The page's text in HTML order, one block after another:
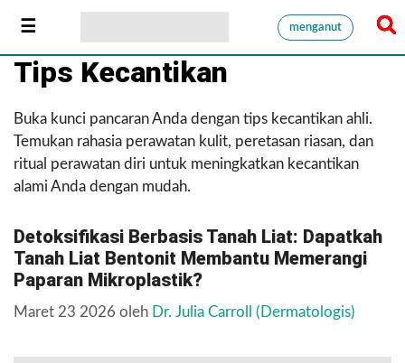
menganut
Tips Kecantikan
Buka kunci pancaran Anda dengan tips kecantikan ahli.
Temukan rahasia perawatan kulit, peretasan riasan, dan
ritual perawatan diri untuk meningkatkan kecantikan
alami Anda dengan mudah.
Detoksifikasi Berbasis Tanah Liat: Dapatkah
Tanah Liat Bentonit Membantu Memerangi
Paparan Mikroplastik?
Maret 23 2026 oleh Dr. Julia Carroll (Dermatologis)